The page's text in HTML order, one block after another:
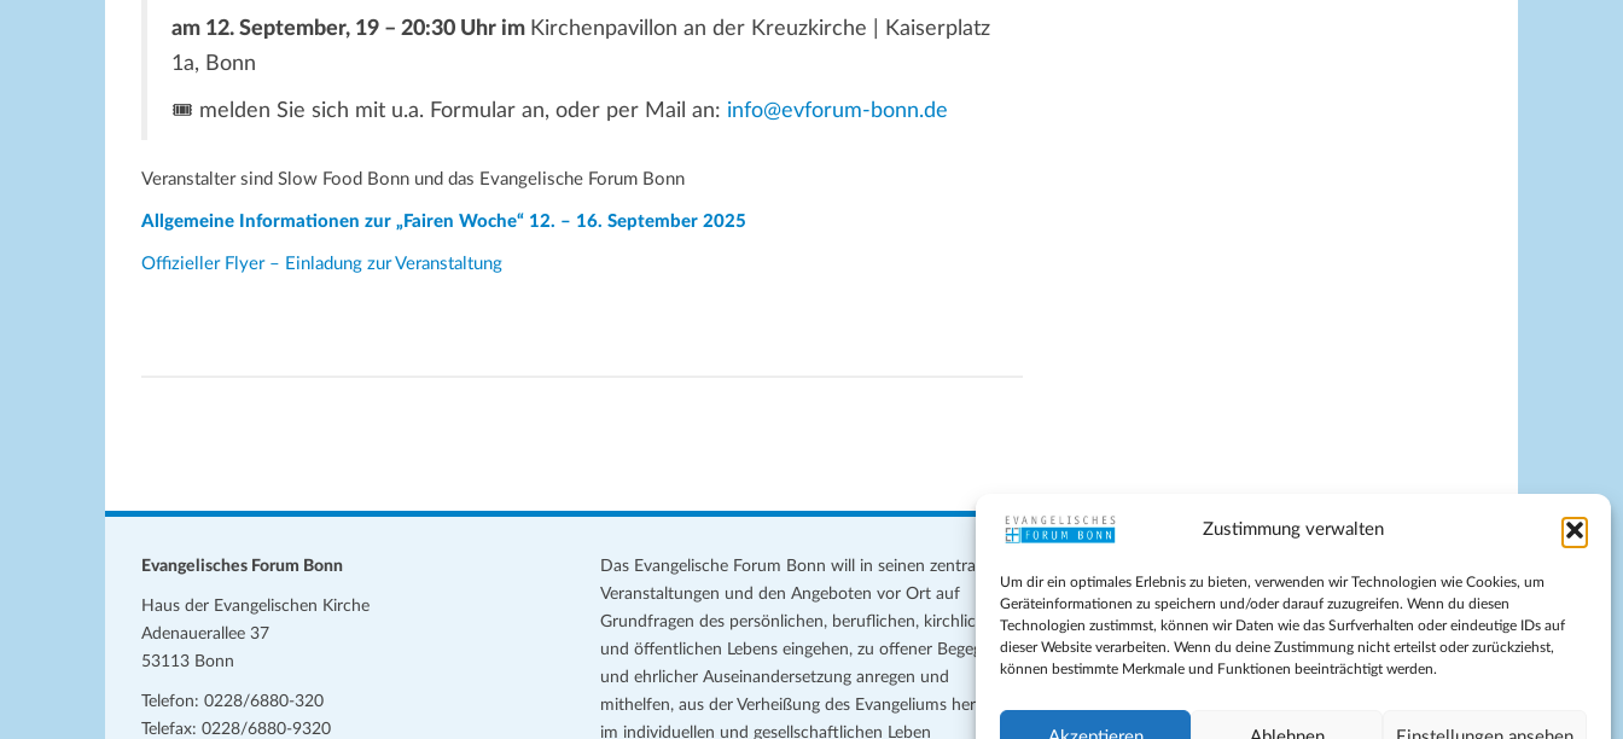
Zustimmung verwalten
Um dir ein optimales Erlebnis zu bieten, verwenden wir Technologien wie Cookies, um
Geräteinformationen zu speichern und/oder darauf zuzugreifen. Wenn du diesen
Technologien zustimmst, können wir Daten wie das Surfverhalten oder eindeutige IDs auf
dieser Website verarbeiten. Wenn du deine Zustimmung nicht erteilst oder zurückziehst,
können bestimmte Merkmale und Funktionen beeinträchtigt werden.
am 12. September, 19 – 20:30 Uhr im Kirchenpavillon an der Kreuzkirche | Kaiserplatz
1a, Bonn
🎟️ melden Sie sich mit u.a. Formular an, oder per Mail an: info@evforum-bonn.de
Veranstalter sind Slow Food Bonn und das Evangelische Forum Bonn
Allgemeine Informationen zur „Fairen Woche“ 12. – 16. September 2025
Offizieller Flyer – Einladung zur Veranstaltung
Evangelisches Forum Bonn
Haus der Evangelischen Kirche
Adenauerallee 37
53113 Bonn
Telefon: 0228/6880-320
Telefax: 0228/6880-9320
Das Evangelische Forum Bonn will in seinen zentralen
Veranstaltungen und den Angeboten vor Ort auf
Grundfragen des persönlichen, beruflichen, kirchlichen
und öffentlichen Lebens eingehen, zu offener Begegnung
und ehrlicher Auseinandersetzung anregen und
mithelfen, aus der Verheißung des Evangeliums heraus
im individuellen und gesellschaftlichen Leben
Datenschutz
Teilnahmebedingungen
Evangelische Kirche in Bonn
Cookie-Richtlinie (EU)